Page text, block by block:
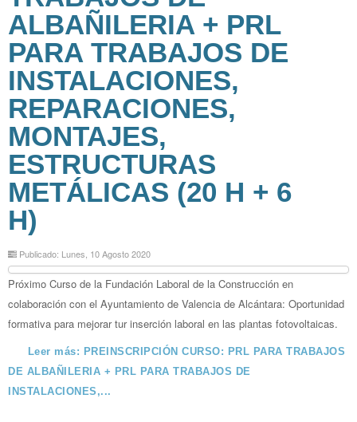
ALBAÑILERIA + PRL
PARA TRABAJOS DE
INSTALACIONES,
REPARACIONES,
MONTAJES,
ESTRUCTURAS
METÁLICAS (20 H + 6
H)
Publicado: Lunes, 10 Agosto 2020
Próximo Curso de la Fundación Laboral de la Construcción en
colaboración con el Ayuntamiento de Valencia de Alcántara: Oportunidad
formativa para mejorar tur inserción laboral en las plantas fotovoltaicas.
Leer más: PREINSCRIPCIÓN CURSO: PRL PARA TRABAJOS
DE ALBAÑILERIA + PRL PARA TRABAJOS DE
INSTALACIONES,...